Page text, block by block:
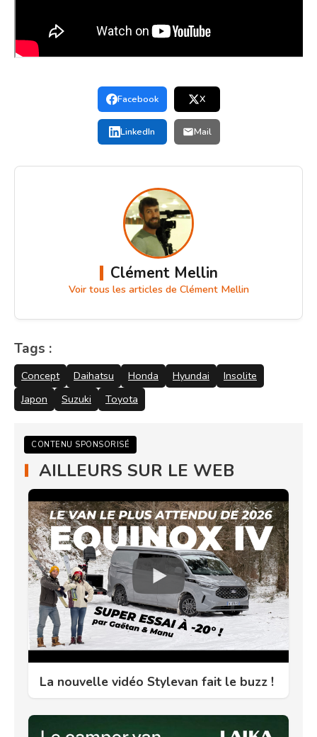
Facebook X
LinkedIn Mail
Clément Mellin
Voir tous les articles de Clément Mellin
Tags :
Concept Daihatsu Honda Hyundai
Insolite
Japon
Suzuki Toyota
CONTENU SPONSORISÉ
AILLEURS SUR LE WEB
La nouvelle vidéo Stylevan fait le buzz !